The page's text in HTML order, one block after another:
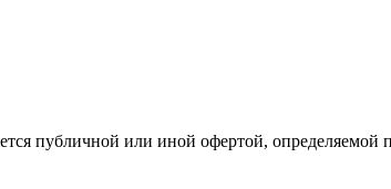
публичной или иной офертой, определяемой